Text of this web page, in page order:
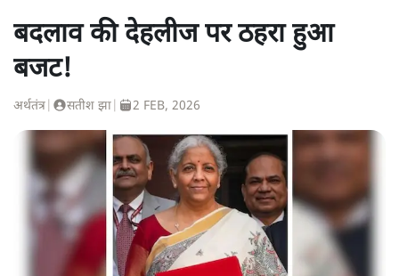
बदलाव की देहलीज पर ठहरा हुआ
बजट!
अर्थतंत्र सतीश झा 2 FEB, 2026